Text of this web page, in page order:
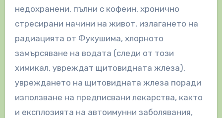
недохранени, пълни с кофеин, хронично
стресирани начини на живот, излагането на
радиацията от Фукушима, хлорното
замърсяване на водата (следи от този
химикал, увреждат щитовидната жлеза),
увреждането на щитовидната жлеза поради
използване на предписвани лекарства, както
и експлозията на автоимунни заболявания,